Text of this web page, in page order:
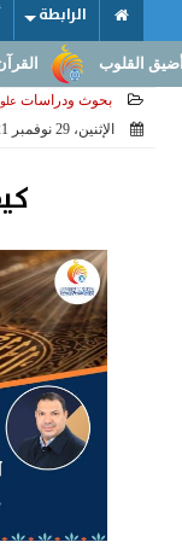
الرابطة
القرآن
بحوث ودراسات
الإثنين، 29 نوفمبر 2021